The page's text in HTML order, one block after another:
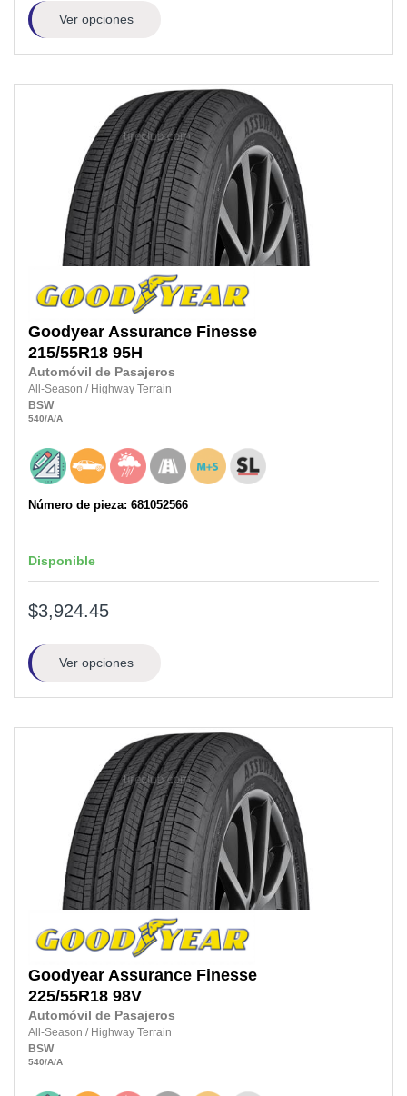
Ver opciones
Goodyear Assurance Finesse
215/55R18 95H
Automóvil de Pasajeros
All-Season / Highway Terrain
BSW
540/A/A
Número de pieza: 681052566
Disponible
$3,924.45
Ver opciones
Goodyear Assurance Finesse
225/55R18 98V
Automóvil de Pasajeros
All-Season / Highway Terrain
BSW
540/A/A